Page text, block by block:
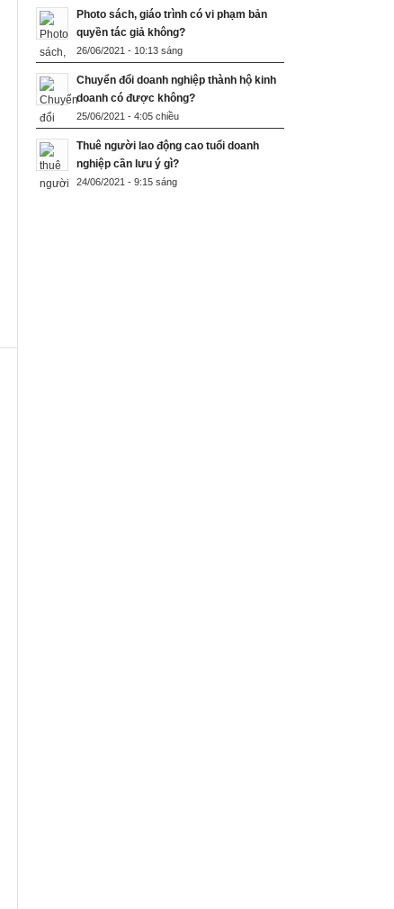
Photo sách, giáo trình có vi phạm bản
quyền tác giả không?
26/06/2021 - 10:13 sáng
Chuyển đổi doanh nghiệp thành hộ kinh
doanh có được không?
25/06/2021 - 4:05 chiều
Thuê người lao động cao tuổi doanh
nghiệp cần lưu ý gì?
24/06/2021 - 9:15 sáng